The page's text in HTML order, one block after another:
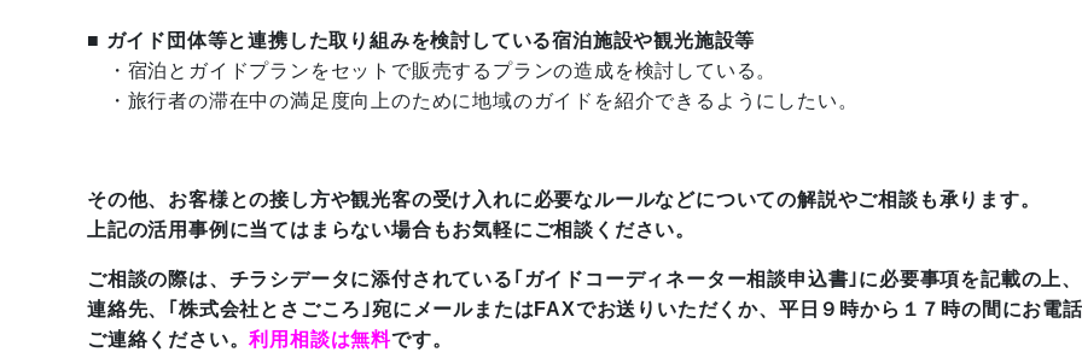
■ ガイド団体等と連携した取り組みを検討している宿泊施設や観光施設等
・宿泊とガイドプランをセットで販売するプランの造成を検討している。
・旅行者の滞在中の満足度向上のために地域のガイドを紹介できるようにしたい。
その他、お客様との接し方や観光客の受け入れに必要なルールなどについての解説やご相談も承ります。
上記の活用事例に当てはまらない場合もお気軽にご相談ください。
ご相談の際は、チラシデータに添付されている｢ガイドコーディネーター相談申込書｣に必要事項を記載の上
連絡先、｢株式会社とさごころ｣宛にメールまたはFAXでお送りいただくか、平日９時から１７時の間にお電
ご連絡ください。利用相談は無料です。